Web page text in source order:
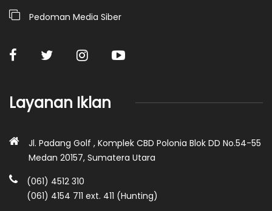
Pedoman Media Siber
Layanan Iklan
Jl. Padang Golf , Komplek CBD Polonia Blok DD No.54-55
Medan 20157, Sumatera Utara
(061) 4512 310
(061) 4154 711 ext. 411 (Hunting)